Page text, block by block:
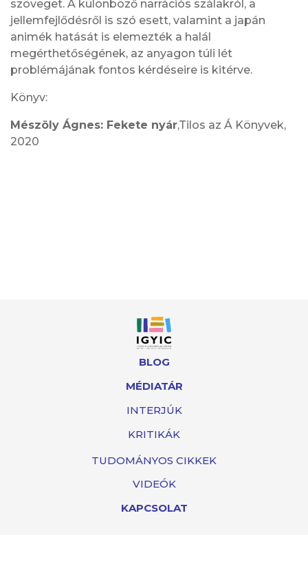
szöveget. A különböző narrációs szálakról, a
jellemfejlődésről is szó esett, valamint a japán
animék hatását is elemezték a halál
megérthetőségének, az anyagon túli lét
problémájának fontos kérdéseire is kitérve.
Könyv:
Mészöly Ágnes: Fekete nyár,Tilos az Á Könyvek,
2020
BLOG
MÉDIATÁR
INTERJÚK
KRITIKÁK
TUDOMÁNYOS CIKKEK
VIDEÓK
KAPCSOLAT